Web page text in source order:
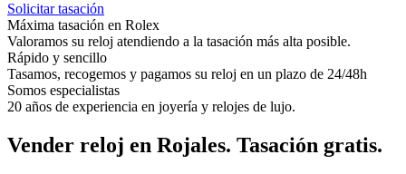
Solicitar tasación
Máxima tasación en Rolex
Valoramos su reloj atendiendo a la tasación más alta posible.
Rápido y sencillo
Tasamos, recogemos y pagamos su reloj en un plazo de 24/48h
Somos especialistas
20 años de experiencia en joyería y relojes de lujo.
Vender reloj en Rojales. Tasación gratis.